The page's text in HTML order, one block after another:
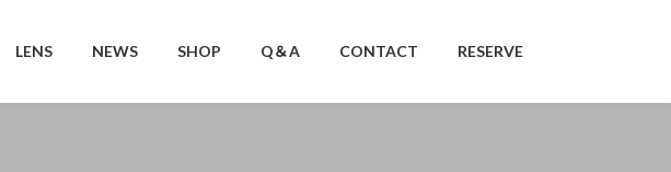
LENS NEWS SHOP Q＆A CONTACT RESERVE